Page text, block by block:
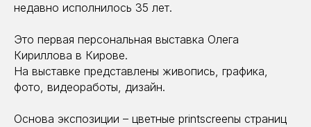
недавно исполнилось 35 лет.
Это первая персональная выставка Олега
Кириллова в Кирове.
На выставке представлены живопись, графика,
фото, видеоработы, дизайн.
Основа экспозиции – цветные printscreenы страниц